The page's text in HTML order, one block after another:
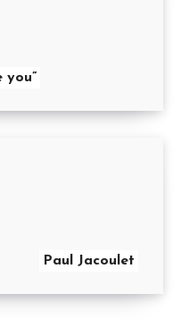
you”
Paul Jacoulet